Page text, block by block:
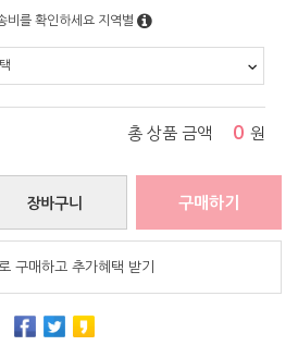
비를 확인하세요 지역별
총 상품 금액 0 원
장바구니 구매하기
구매하고 추가혜택 받기